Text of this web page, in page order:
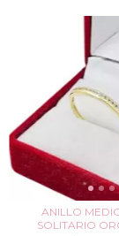
ANILLO
SOLITARIO